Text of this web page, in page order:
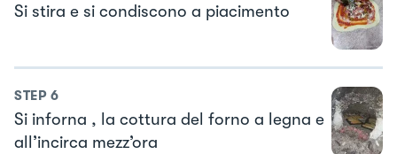
Si stira e si condiscono a piacimento
STEP 6
Si inforna , la cottura del forno a legna e
all’incirca mezz’ora